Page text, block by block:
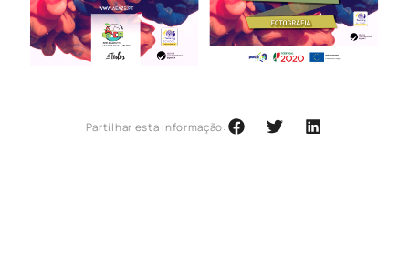
Partilhar esta informação: